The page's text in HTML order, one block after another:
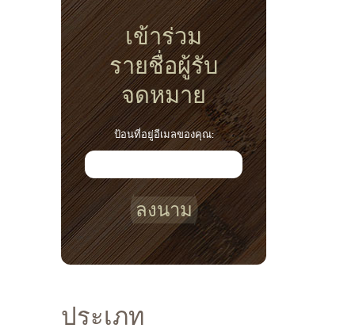
เข้าร่วม
รายชื่อผู้รับ
จดหมาย
ป้อนที่อยู่อีเมลของคุณ:
ลงนาม
ประเภท